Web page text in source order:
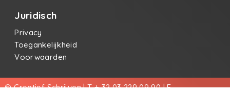
Juridisch
Privacy
Toegankelijkheid
Voorwaarden
© Creatief Schrijven | T + 32 03 229 09 90 | E